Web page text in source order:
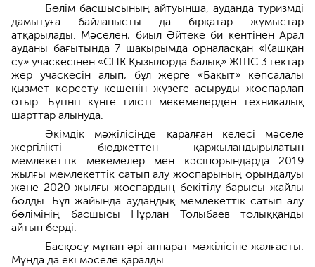
Бөлім басшысының айтуынша, ауданда туризмді
дамытуға байланысты да бірқатар жұмыстар
атқарылады. Мәселен, биыл Әйтеке би кентінен Арал
ауданы бағытында 7 шақырымда орналасқан «Қашқан
су» учаскесінен «СПК Қызылорда балық» ЖШС 3 гектар
жер учаскесін алып, бұл жерге «Бақыт» көпсалалы
қызмет көрсету кешенін жүзеге асыруды жоспарлап
отыр. Бүгінгі күнге тиісті мекемелерден техникалық
шарттар алынуда.
Әкімдік мәжілісінде қаралған келесі мәселе
жергілікті бюджеттен қаржыландырылатын
мемлекеттік мекемелер мен кәсіпорындарда 2019
жылғы мемлекеттік сатып алу жоспарының орындалуы
және 2020 жылғы жоспардың бекітілу барысы жайлы
болды. Бұл жайында аудандық мемлекеттік сатып алу
бөлімінің басшысы Нұрлан Толыбаев толыққанды
айтып берді.
Басқосу мұнан әрі аппарат мәжілісіне жалғасты.
Мұнда да екі мәселе қаралды.